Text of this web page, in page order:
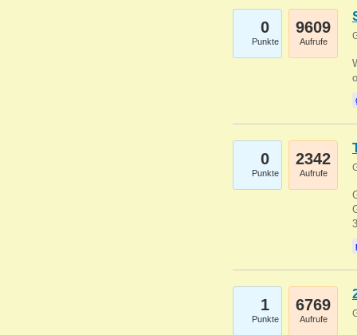
0
Punkte
9609
Aufrufe
0
Punkte
2342
Aufrufe
1
Punkte
6769
Aufrufe